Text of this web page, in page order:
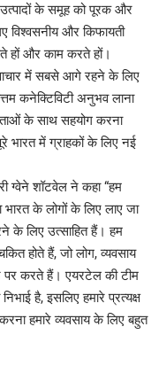
के समूह को पूरक और
विश्वसनीय और किफायती
हों और काम करते हों।
में सबसे आगे रहने के लिए
कनेक्टिविटी अनुभव लाना
के साथ सहयोग करना
भारत में ग्राहकों के लिए नई
ग्वेने शॉटवेल ने कहा “हम
के लोगों के लिए लाए जा
के लिए उत्साहित हैं। हम
होते हैं, जो लोग, व्यवसाय
करते हैं। एयरटेल की टीम
है, इसलिए हमारे प्रत्यक्ष
हमारे व्यवसाय के लिए बहुत